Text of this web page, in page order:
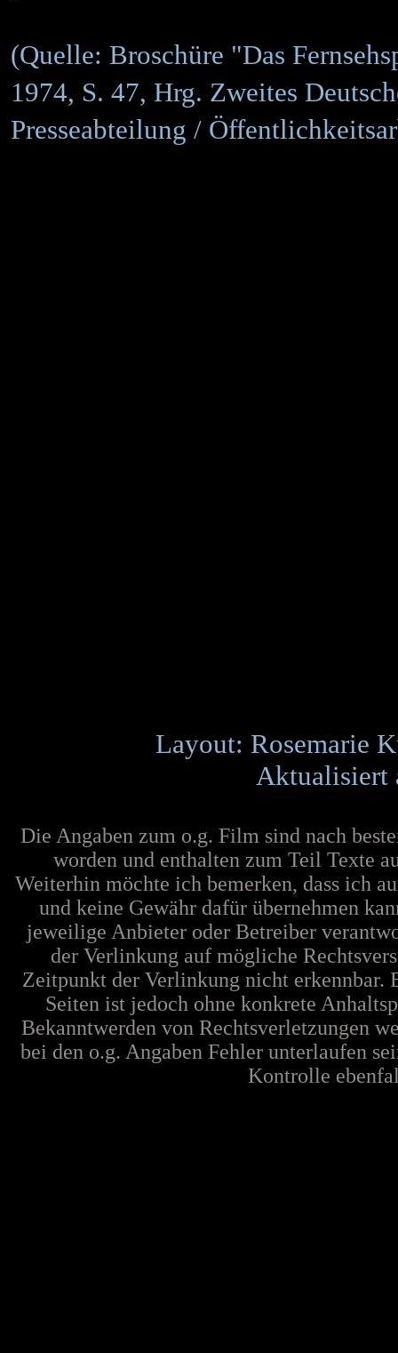
(Quelle: Broschüre "Das
1974, S. 47, Hrg. Zweites
Presseabteilung /
Layout: Rosemarie
Aktualisiert
Die Angaben zum o.g. Film sind nach
worden und enthalten zum Teil Texte
Weiterhin möchte ich bemerken, dass ich
und keine Gewähr dafür übernehmen
jeweilige Anbieter oder Betreiber
der Verlinkung auf mögliche
Zeitpunkt der Verlinkung nicht
Seiten ist jedoch ohne konkrete
Bekanntwerden von Rechtsverletzungen
bei den o.g. Angaben Fehler unterlaufen
Kontrolle